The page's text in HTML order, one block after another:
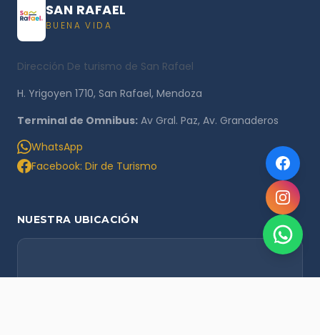
SAN RAFAEL
BUENA VIDA
Dirección De turismo de San Rafael
H. Yrigoyen 1710, San Rafael, Mendoza
Terminal de Omnibus: Av Gral. Paz, Av. Granaderos
WhatsApp
Facebook: Dir de Turismo
NUESTRA UBICACIÓN